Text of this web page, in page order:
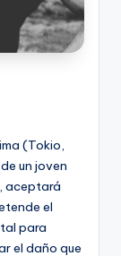
(Tokio,
un joven
aceptará
el
para
el daño que